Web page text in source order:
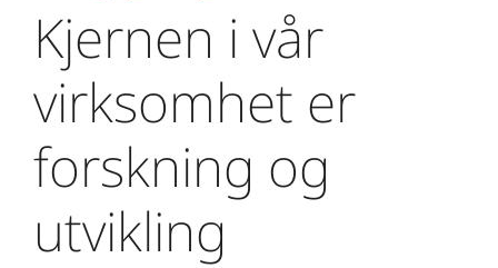
Kjernen i vår
virksomhet er
forskning og
utvikling